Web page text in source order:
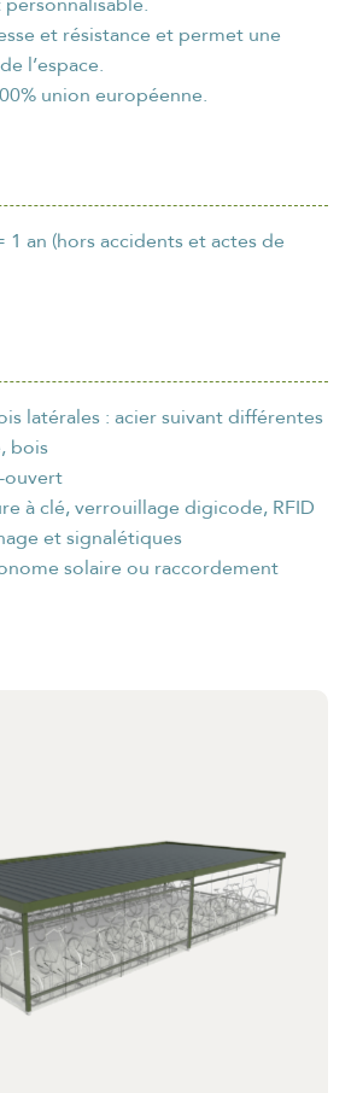
et résistance et permet une
l’espace.
union européenne.
an (hors accidents et actes de
latérales : acier suivant différentes
bois
ouvert
à clé, verrouillage digicode, RFID
et signalétiques
solaire ou raccordement